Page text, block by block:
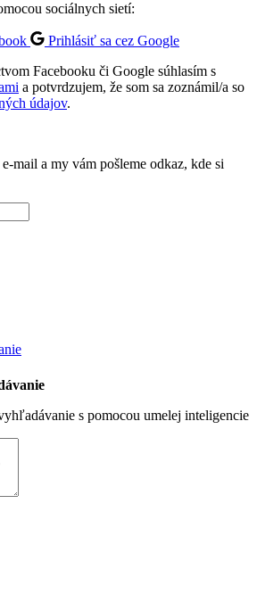
sociálnych sietí:
Prihlásiť sa cez Google
Facebooku či Google súhlasím s
a potvrdzujem, že som sa zoznámil/a so
údajov.
mail a my vám pošleme odkaz, kde si
s pomocou umelej inteligencie